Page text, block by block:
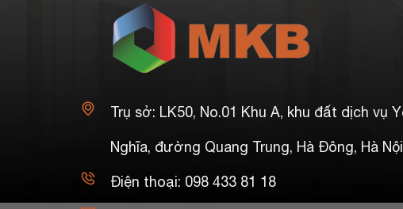
Trụ sở: LK50, No.01 Khu A, khu đất dịch vụ
Nghĩa, đường Quang Trung, Hà Đông, Hà Nội
Điện thoại: 098 433 81 18